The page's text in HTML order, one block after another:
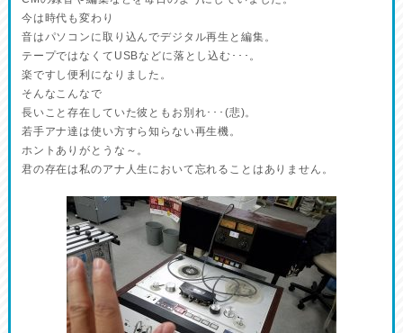
今は時代も変わり
音はパソコンに取り込んでデジタル再生と編集。
テープではなくてUSBなどに落とし込む･･･。
楽ですし便利になりました。
そんなこんなで
長いこと存在していた彼ともお別れ･･･(悲)。
若手アナ達は使い方すら知らない再生機。
ホントありがとうな～。
君の存在は私のアナ人生において忘れることはありません。